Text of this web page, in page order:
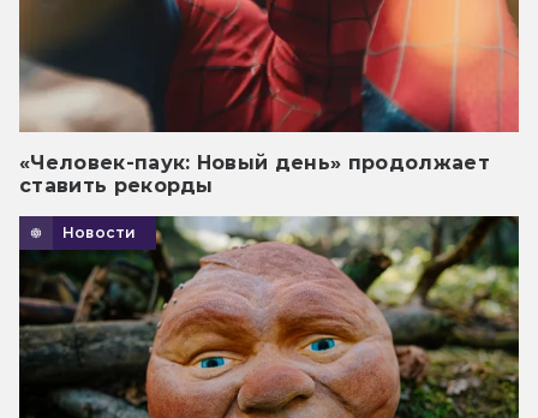
«Человек-паук: Новый день» продолжает
ставить рекорды
Новости